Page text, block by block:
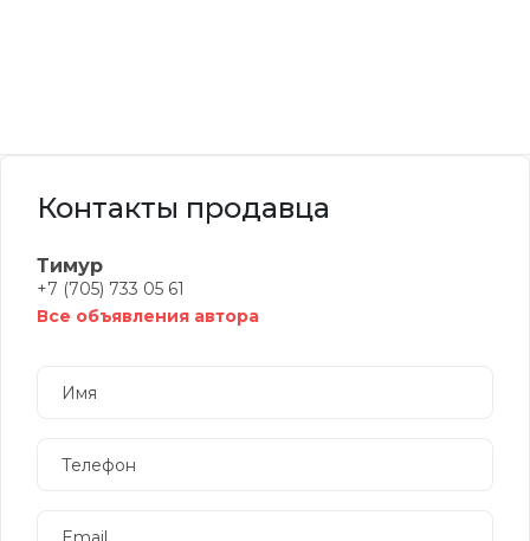
Контакты продавца
Тимур
+7 (705) 733 05 61
Все объявления автора